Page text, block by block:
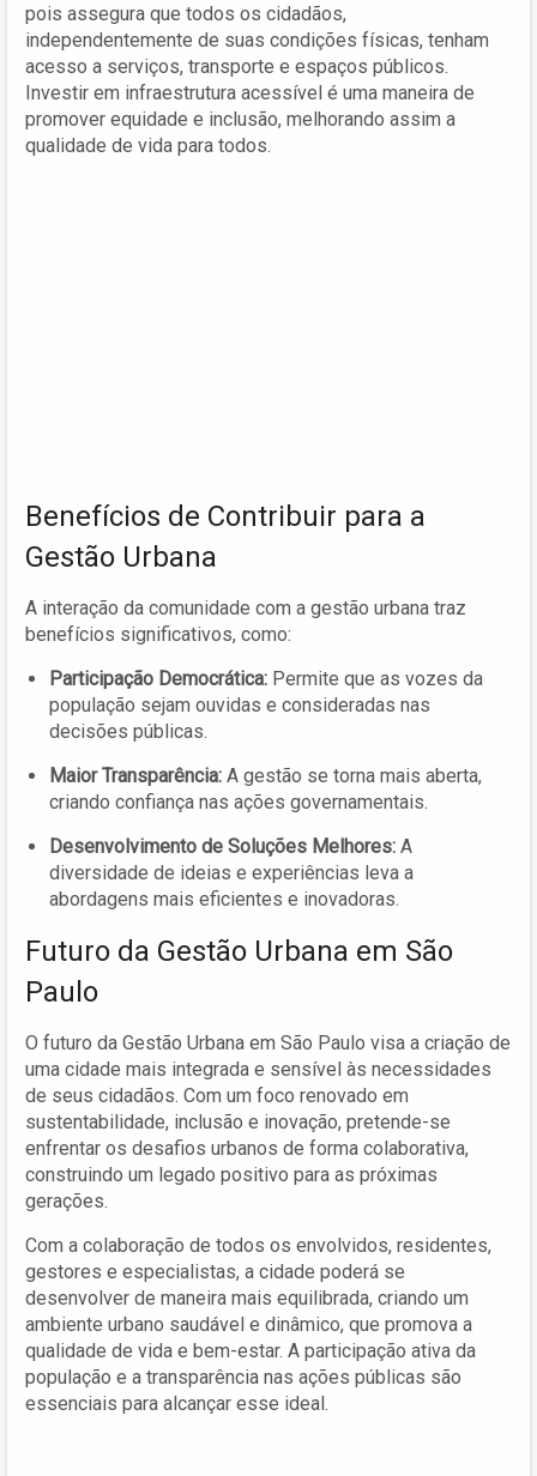
pois assegura que todos os cidadãos,
independentemente de suas condições físicas, tenham
acesso a serviços, transporte e espaços públicos.
Investir em infraestrutura acessível é uma maneira de
promover equidade e inclusão, melhorando assim a
qualidade de vida para todos.
Benefícios de Contribuir para a
Gestão Urbana
A interação da comunidade com a gestão urbana traz
benefícios significativos, como:
Participação Democrática: Permite que as vozes da
população sejam ouvidas e consideradas nas
decisões públicas.
Maior Transparência: A gestão se torna mais aberta,
criando confiança nas ações governamentais.
Desenvolvimento de Soluções Melhores: A
diversidade de ideias e experiências leva a
abordagens mais eficientes e inovadoras.
Futuro da Gestão Urbana em São
Paulo
O futuro da Gestão Urbana em São Paulo visa a criação de
uma cidade mais integrada e sensível às necessidades
de seus cidadãos. Com um foco renovado em
sustentabilidade, inclusão e inovação, pretende-se
enfrentar os desafios urbanos de forma colaborativa,
construindo um legado positivo para as próximas
gerações.
Com a colaboração de todos os envolvidos, residentes,
gestores e especialistas, a cidade poderá se
desenvolver de maneira mais equilibrada, criando um
ambiente urbano saudável e dinâmico, que promova a
qualidade de vida e bem-estar. A participação ativa da
população e a transparência nas ações públicas são
essenciais para alcançar esse ideal.